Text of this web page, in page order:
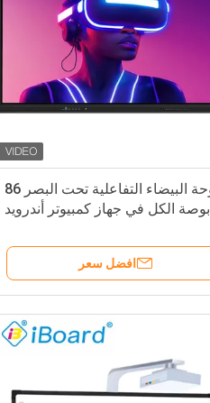
اللوحة البيضاء التفاعلية تحت البصر 86
بوصة الكل في جهاز كمبيوتر أندرويد
Wifi Bluetooth Wireless Share
افضل سعر